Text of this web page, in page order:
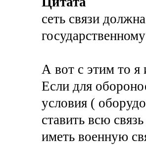
сеть связи
А вот с этим то я
Если для
условия (
ставить всю
иметь военную